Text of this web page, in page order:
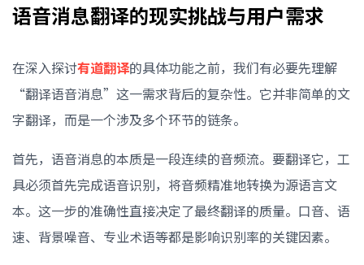
语音消息翻译的现实挑战与用户需求
在深入探讨有道翻译的具体功能之前，我们有必要先理解
“翻译语音消息”这一需求背后的复杂性。它并非简单的文
字翻译，而是一个涉及多个环节的链条。
首先，语音消息的本质是一段连续的音频流。要翻译它，工
具必须首先完成语音识别，将音频精准地转换为源语言文
本。这一步的准确性直接决定了最终翻译的质量。口音、语
速、背景噪音、专业术语等都是影响识别率的关键因素。